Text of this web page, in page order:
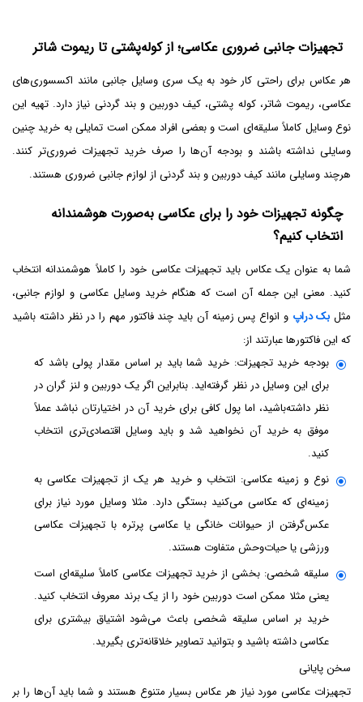
تجهیزات جانبی ضروری عکاسی؛ از کوله‌پشتی تا ریموت شاتر
هر عکاس برای راحتی کار خود به یک سری وسایل جانبی مانند اکسسوری‌های
عکاسی، ریموت شاتر، کوله پشتی، کیف دوربین و بند گردنی نیاز دارد. تهیه این
نوع وسایل کاملاً سلیقه‌ای است و بعضی افراد ممکن است تمایلی به خرید چنین
وسایلی نداشته باشند و بودجه آن‌ها را صرف خرید تجهیزات ضروری‌تر کنند.
هرچند وسایلی مانند کیف دوربین و بند گردنی از لوازم جانبی ضروری هستند.
چگونه تجهیزات خود را برای عکاسی به‌صورت هوشمندانه
انتخاب کنیم؟
شما به عنوان یک عکاس باید تجهیزات عکاسی خود را کاملاً هوشمندانه انتخاب
کنید. معنی این جمله آن است که هنگام خرید وسایل عکاسی و لوازم جانبی،
مثل بک دراپ و انواع پس زمینه آن باید چند فاکتور مهم را در نظر داشته باشید
که این فاکتورها عبارتند از:
بودجه خرید تجهیزات: خرید شما باید بر اساس مقدار پولی باشد که
برای این وسایل در نظر گرفته‌اید. بنابراین اگر یک دوربین و لنز گران در
نظر داشته‌باشید، اما پول کافی برای خرید آن در اختیارتان نباشد عملاً
موفق به خرید آن نخواهید شد و باید وسایل اقتصادی‌تری انتخاب
کنید.
نوع و زمینه عکاسی: انتخاب و خرید هر یک از تجهیزات عکاسی به
زمینه‌ای که عکاسی می‌کنید بستگی دارد. مثلا وسایل مورد نیاز برای
عکس‌گرفتن از حیوانات خانگی یا عکاسی پرتره با تجهیزات عکاسی
ورزشی یا حیات‌وحش متفاوت هستند.
سلیقه شخصی: بخشی از خرید تجهیزات عکاسی کاملاً سلیقه‌ای است
یعنی مثلا ممکن است دوربین خود را از یک برند معروف انتخاب کنید.
خرید بر اساس سلیقه شخصی باعث می‌شود اشتیاق بیشتری برای
عکاسی داشته باشید و بتوانید تصاویر خلاقانه‌تری بگیرید.
سخن پایانی
تجهیزات عکاسی مورد نیاز هر عکاس بسیار متنوع هستند و شما باید آن‌ها را بر